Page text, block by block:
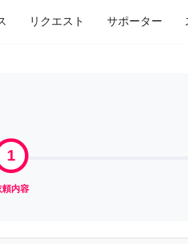
リクエスト サポーター
引っ越し インテリア 趣味
1
頼内容